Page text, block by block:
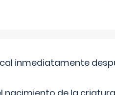
inmediatamente